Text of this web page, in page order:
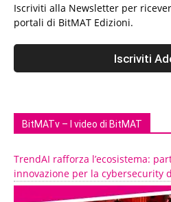
Iscriviti alla Newsletter per
portali di BitMAT Edizioni.
BitMATv – I video di BitMAT
TrendAI rafforza l’ecosistema:
innovazione per la cybersecurity